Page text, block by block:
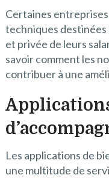
Certaines
techniques
et privée de leurs
savoir comment les
contribuer à une
Les applications de
une multitude de